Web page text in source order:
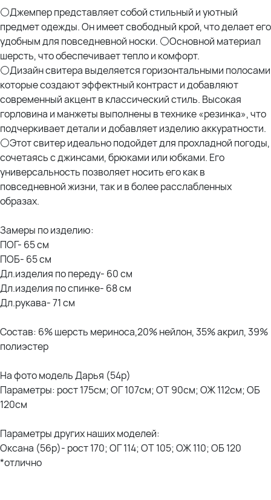
⚪Джемпер представляет собой стильный и уютный
предмет одежды. Он имеет свободный крой, что делает его
удобным для повседневной носки. ⚪Основной материал
шерсть, что обеспечивает тепло и комфорт.
⚪Дизайн свитера выделяется горизонтальными полосами
которые создают эффектный контраст и добавляют
современный акцент в классический стиль. Высокая
горловина и манжеты выполнены в технике «резинка», что
подчеркивает детали и добавляет изделию аккуратности.
⚪Этот свитер идеально подойдет для прохладной погоды,
сочетаясь с джинсами, брюками или юбками. Его
универсальность позволяет носить его как в
повседневной жизни, так и в более расслабленных
образах.
Замеры по изделию:
ПОГ- 65 см
ПОБ- 65 см
Дл.изделия по переду- 60 см
Дл.изделия по спинке- 68 см
Дл.рукава- 71 см
Состав: 6% шерсть мериноса,20% нейлон, 35% акрил, 39%
полиэстер
На фото модель Дарья (54р)
Параметры: рост 175см; ОГ 107см; ОТ 90см; ОЖ 112см; ОБ
120см
Параметры других наших моделей:
Оксана (56р)- рост 170; ОГ 114; ОТ 105; ОЖ 110; ОБ 120
*отлично